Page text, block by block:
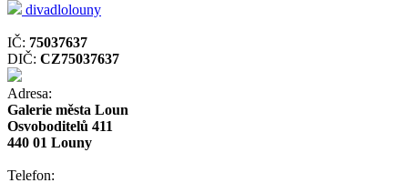
divadlolouny
IČ: 75037637
DIČ: CZ75037637
Adresa:
Galerie města Loun
Osvoboditelů 411
440 01 Louny
Telefon: